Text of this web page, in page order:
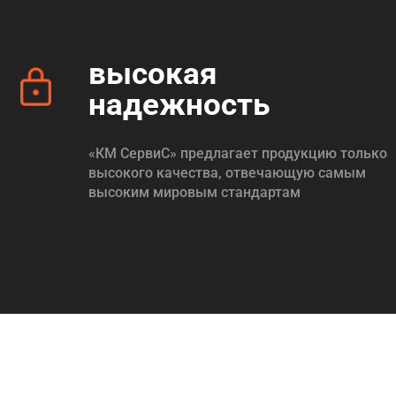
высокая
надежность
«КМ СервиС» предлагает продукцию только
высокого качества, отвечающую самым
высоким мировым стандартам